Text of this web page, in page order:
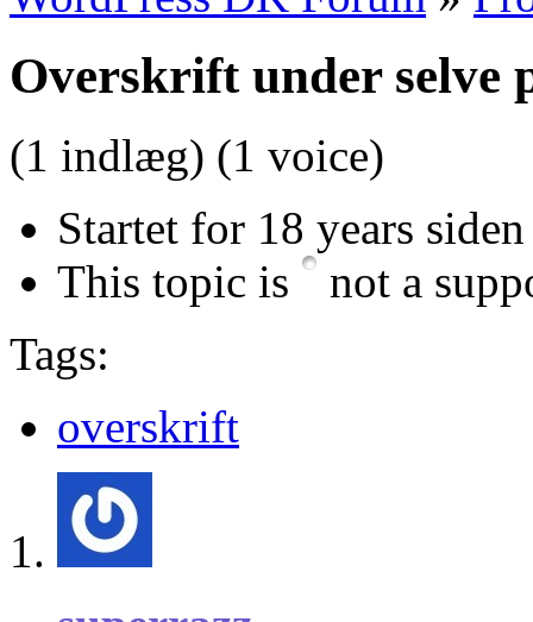
Overskrift under selve
(1 indlæg) (1 voice)
Startet for 18 years
This topic is
not a
Tags:
overskrift